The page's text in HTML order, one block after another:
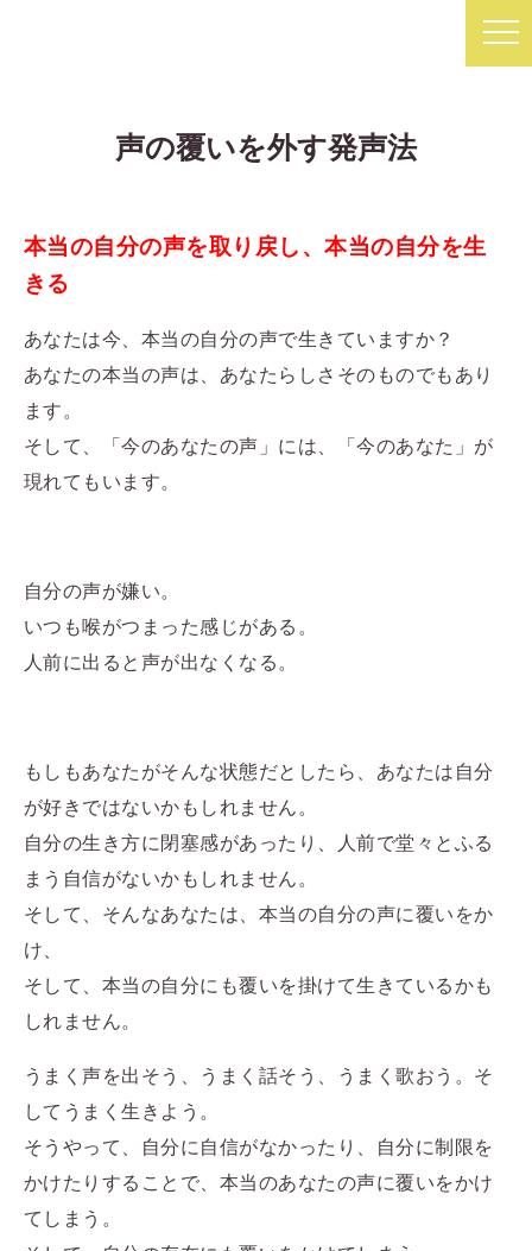
声の覆いを外す発声法
本当の自分の声を取り戻し、本当の自分を生
きる
あなたは今、本当の自分の声で生きていますか？
あなたの本当の声は、あなたらしさそのものでもあり
ます。
そして、「今のあなたの声」には、「今のあなた」が
現れてもいます。
自分の声が嫌い。
いつも喉がつまった感じがある。
人前に出ると声が出なくなる。
もしもあなたがそんな状態だとしたら、あなたは自分
が好きではないかもしれません。
自分の生き方に閉塞感があったり、人前で堂々とふる
まう自信がないかもしれません。
そして、そんなあなたは、本当の自分の声に覆いをか
け、
そして、本当の自分にも覆いを掛けて生きているかも
しれません。
うまく声を出そう、うまく話そう、うまく歌おう。そ
してうまく生きよう。
そうやって、自分に自信がなかったり、自分に制限を
かけたりすることで、本当のあなたの声に覆いをかけ
てしまう。